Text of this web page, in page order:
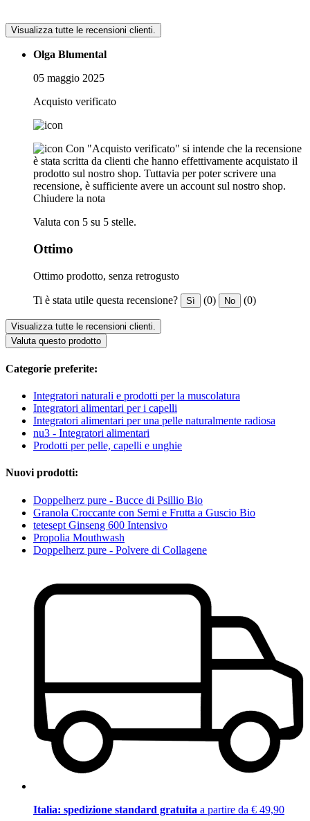
Visualizza tutte le recensioni clienti.
Olga Blumental
05 maggio 2025
Acquisto verificato
Con "Acquisto verificato" si intende che la recensione
è stata scritta da clienti che hanno effettivamente acquistato il
prodotto sul nostro shop. Tuttavia per poter scrivere una
recensione, è sufficiente avere un account sul nostro shop.
Chiudere la nota
Valuta con 5 su 5 stelle.
Ottimo
Ottimo prodotto, senza retrogusto
Ti è stata utile questa recensione? Sì (0) No (0)
Visualizza tutte le recensioni clienti.
Valuta questo prodotto
Categorie preferite:
Integratori naturali e prodotti per la muscolatura
Integratori alimentari per i capelli
Integratori alimentari per una pelle naturalmente radiosa
nu3 - Integratori alimentari
Prodotti per pelle, capelli e unghie
Nuovi prodotti:
Doppelherz pure - Bucce di Psillio Bio
Granola Croccante con Semi e Frutta a Guscio Bio
tetesept Ginseng 600 Intensivo
Propolia Mouthwash
Doppelherz pure - Polvere di Collagene
Italia: spedizione standard gratuita a partire da € 49,90